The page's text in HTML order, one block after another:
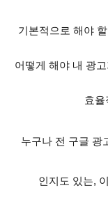
기본적으로 해야
어떻게 해야 내 광
효율
누구나 전 구글 광
인지도 있는,